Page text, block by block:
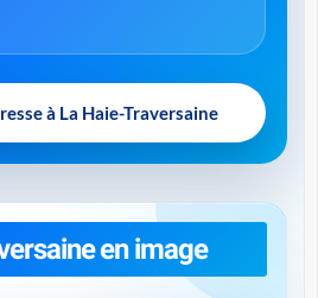
à La Haie-Traversaine
en image